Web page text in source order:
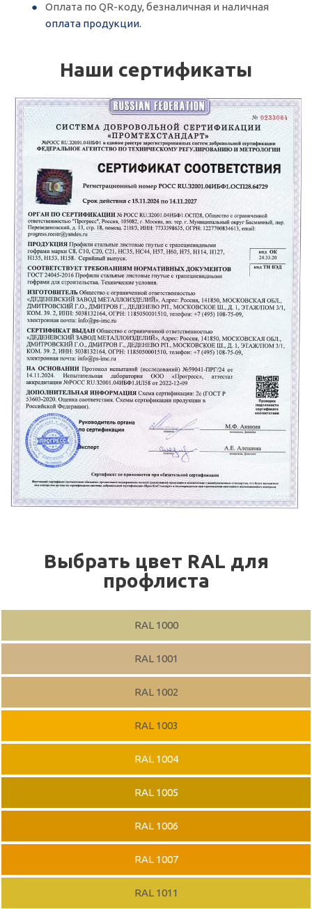
Оплата по QR-коду, безналичная и наличная
оплата продукции.
Наши сертификаты
Выбрать цвет RAL для
профлиста
RAL 1000
RAL 1001
RAL 1002
RAL 1003
RAL 1004
RAL 1005
RAL 1006
RAL 1007
RAL 1011